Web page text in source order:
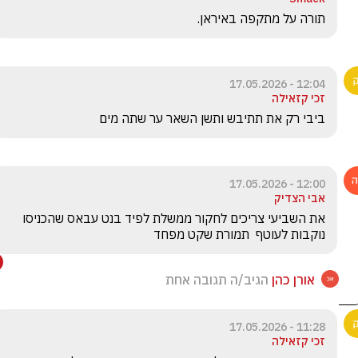
תורה על מתקפה באיראן.
12:04 - 17.05.2026
זכי קזאילה
ביבי רק את תתיבש ותשן השאר ער שתה מים
12:00 - 17.05.2026
אבי הצדיק
נוקבות לעוטף  תמורת שקט מפחד
אורן כהן הגיב/ה תגובה אחת
11:28 - 17.05.2026
זכי קזאילה